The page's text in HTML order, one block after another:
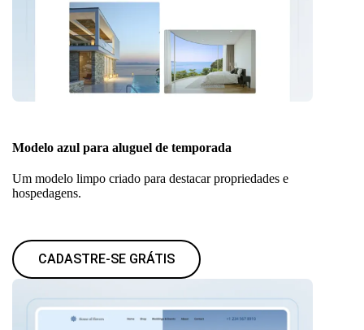
Modelo azul para aluguel de temporada
Um modelo limpo criado para destacar propriedades e
hospedagens.
CADASTRE-SE GRÁTIS